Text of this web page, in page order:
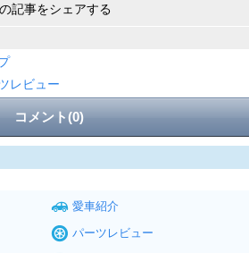
記事をシェアする
レビュー
コメント(0)
愛車紹介
パーツレビュー